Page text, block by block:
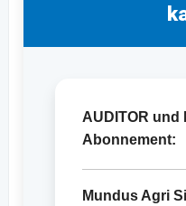
AUDITOR und
Abonnement:
Mundus Agri